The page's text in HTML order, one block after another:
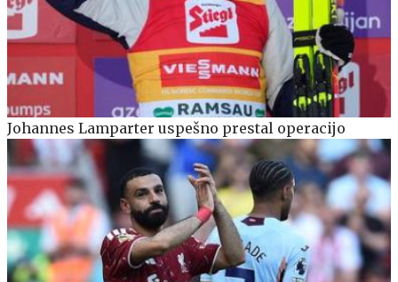
Johannes Lamparter uspešno prestal operacijo